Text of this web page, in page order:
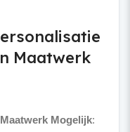
Maatwerk
Maatwerk Mogelijk: